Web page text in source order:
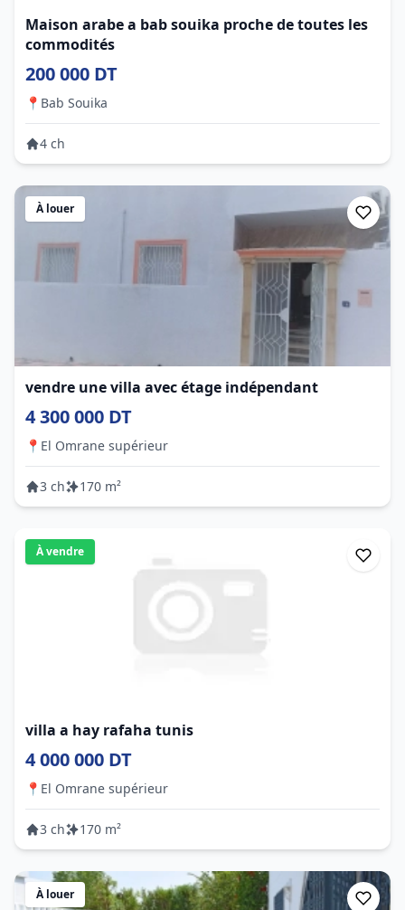
Maison arabe a bab souika proche de toutes les
commodités
200 000 DT
📍 Bab Souika
4 ch
À louer
vendre une villa avec étage indépendant
4 300 000 DT
📍 El Omrane supérieur
3 ch 170 m²
À vendre
villa a hay rafaha tunis
4 000 000 DT
📍 El Omrane supérieur
3 ch 170 m²
À louer